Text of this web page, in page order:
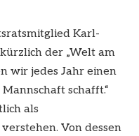
Karl-
der „Welt am
wir jedes Jahr einen
schafft.“
als
Von dessen